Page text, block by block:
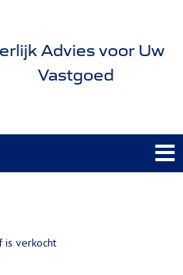
Advies voor Uw
Vastgoed
is verkocht